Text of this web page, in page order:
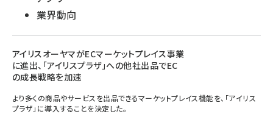
業界動向
アイリスオーヤマがECマーケットプレイス事業
に進出、「アイリスプラザ」への他社出品でEC
の成長戦略を加速
より多くの商品やサービスを出品できるマーケットプレイス機能を、「アイリス
プラザ」に導入することを決定した。